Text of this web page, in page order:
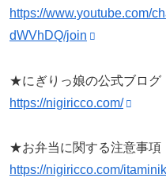
https://www.youtube.com/
dWVhDQ/join
★にぎりっ娘の公式ブログ
https://nigiricco.com/
★お弁当に関する注意事項
https://nigiricco.com/